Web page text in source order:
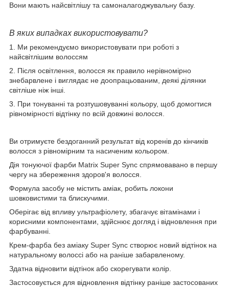
Вони мають найсвітлішу та самоналагоджувальну базу.
В яких випадках використовувати?
1. Ми рекомендуємо використовувати при роботі з
найсвітлішим волоссям
2. Після освітлення, волосся як правило нерівномірно
знебарвлене і виглядає не доопрацьованим, деякі ділянки
світліше ніж інші.
3. При тонуванні та розтушовуванні кольору, щоб домогтися
рівномірності відтінку по всій довжині волосся.
Ви отримуєте бездоганний результат від коренів до кінчиків
волосся з рівномірним та насиченим кольором.
Дія тонуючої фарби Matrix Super Sync спрямовавано в першу
чергу на збереження здоров'я волосся.
Формула засобу не містить аміак, робить локони
шовковистими та блискучими.
Оберігає від впливу ультрафіолету, збагачує вітамінами і
корисними компонентами, здійснює догляд і відновлення при
фарбуванні.
Крем-фарба без аміаку Super Sync створює новий відтінок на
натуральному волоссі або на раніше забарвленому.
Здатна відновити відтінок або скорегувати колір.
Застосовується для відновлення відтінку раніше застосованих